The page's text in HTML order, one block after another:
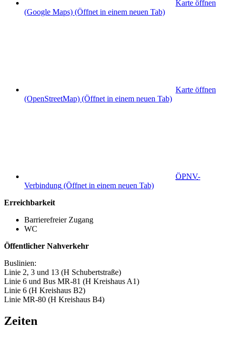
Karte öffnen
(Google Maps) (Öffnet in einem neuen Tab)
Karte öffnen
(OpenStreetMap) (Öffnet in einem neuen Tab)
ÖPNV-
Verbindung (Öffnet in einem neuen Tab)
Erreichbarkeit
Barrierefreier Zugang
WC
Öffentlicher Nahverkehr
Buslinien:
Linie 2, 3 und 13 (H Schubertstraße)
Linie 6 und Bus MR-81 (H Kreishaus A1)
Linie 6 (H Kreishaus B2)
Linie MR-80 (H Kreishaus B4)
Zeiten